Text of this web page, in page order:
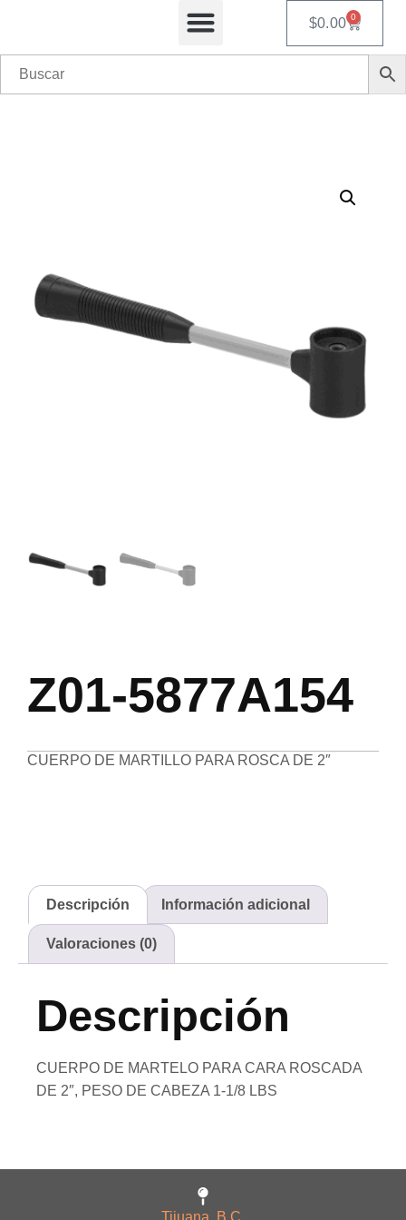
$0.00 0
Z01-5877A154
CUERPO DE MARTILLO PARA ROSCA DE 2″
Descripción Información adicional
Valoraciones (0)
Descripción
CUERPO DE MARTELO PARA CARA ROSCADA
DE 2″, PESO DE CABEZA 1-1/8 LBS